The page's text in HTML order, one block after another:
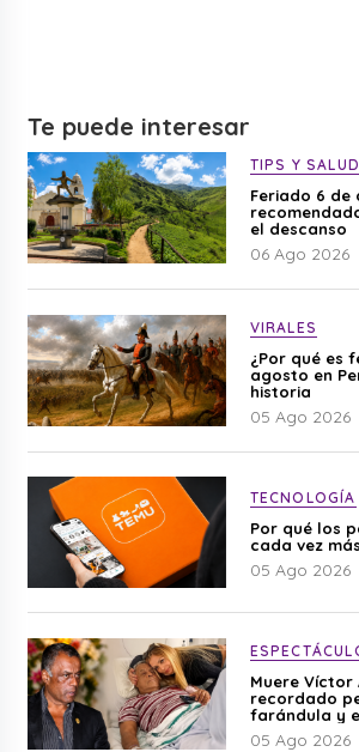
Te puede interesar
TIPS Y SALUD
Feriado 6 de
el descanso
06 Ago 2026
VIRALES
¿Por qué es
agosto en
historia
05 Ago 2026
TECNOLOGÍA
Por qué los
cada vez
05 Ago 2026
Muere Víctor
recordado
farándula y
Cherres
05 Ago 2026